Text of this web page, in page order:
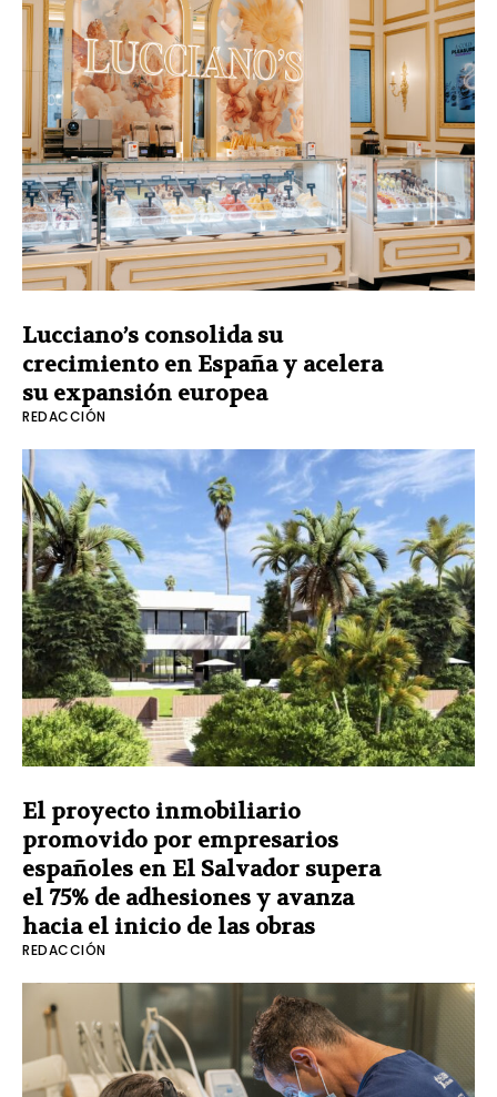
Lucciano’s consolida su
crecimiento en España y acelera
su expansión europea
REDACCIÓN
El proyecto inmobiliario
promovido por empresarios
españoles en El Salvador supera
el 75% de adhesiones y avanza
hacia el inicio de las obras
REDACCIÓN